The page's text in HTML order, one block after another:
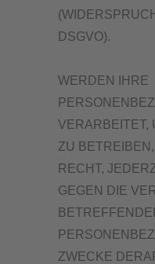
DSGVO).
WERDEN IHRE
VERARBEITET,
ZU
RECHT,
GEGEN DIE
ZWECKE